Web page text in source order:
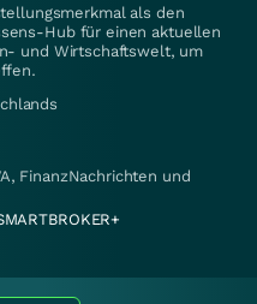
als den
Hub für einen aktuellen
und Wirtschaftswelt, um
FinanzNachrichten und